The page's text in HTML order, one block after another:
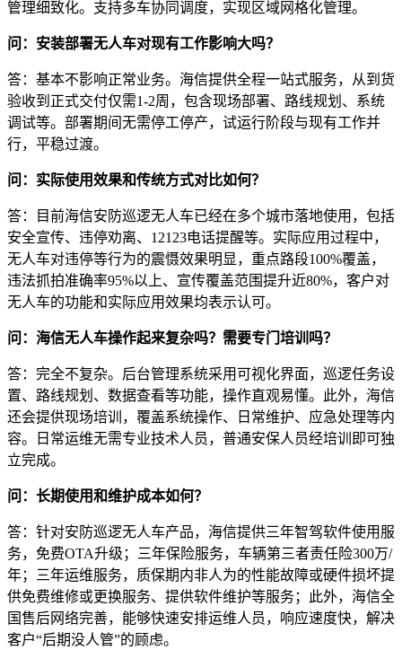
管理细致化。支持多车协同调度，实现区域网格化管理。
问：安装部署无人车对现有工作影响大吗？
答：基本不影响正常业务。海信提供全程一站式服务，从到货
验收到正式交付仅需1-2周，包含现场部署、路线规划、系统
调试等。部署期间无需停工停产，试运行阶段与现有工作并
行，平稳过渡。
问：实际使用效果和传统方式对比如何？
答：目前海信安防巡逻无人车已经在多个城市落地使用，包括
安全宣传、违停劝离、12123电话提醒等。实际应用过程中，
无人车对违停等行为的震慑效果明显，重点路段100%覆盖，
违法抓拍准确率95%以上、宣传覆盖范围提升近80%，客户对
无人车的功能和实际应用效果均表示认可。
问：海信无人车操作起来复杂吗？需要专门培训吗？
答：完全不复杂。后台管理系统采用可视化界面，巡逻任务设
置、路线规划、数据查看等功能，操作直观易懂。此外，海信
还会提供现场培训，覆盖系统操作、日常维护、应急处理等内
容。日常运维无需专业技术人员，普通安保人员经培训即可独
立完成。
问：长期使用和维护成本如何？
答：针对安防巡逻无人车产品，海信提供三年智驾软件使用服
务，免费OTA升级；三年保险服务，车辆第三者责任险300万/
年；三年运维服务，质保期内非人为的性能故障或硬件损坏提
供免费维修或更换服务、提供软件维护等服务；此外，海信全
国售后网络完善，能够快速安排运维人员，响应速度快，解决
客户“后期没人管”的顾虑。